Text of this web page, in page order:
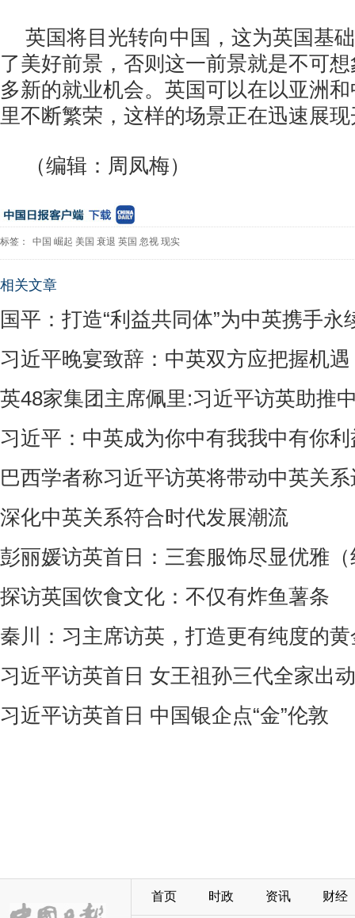
英国将目光转向中国，这为英国基
了美好前景，否则这一前景就是不可
多新的就业机会。英国可以在以亚洲
里不断繁荣，这样的场景正在迅速展
（编辑：周凤梅）
标签： 中国 崛起 美国 衰退 英国 忽视 现实
相关文章
国平：打造“利益共同体”为中英携手永
习近平晚宴致辞：中英双方应把握机
英48家集团主席佩里:习近平访英助推
习近平：中英成为你中有我我中有你
巴西学者称习近平访英将带动中英关
深化中英关系符合时代发展潮流
彭丽媛访英首日：三套服饰尽显优雅
探访英国饮食文化：不仅有炸鱼薯条
秦川：习主席访英，打造更有纯度的
习近平访英首日 女王祖孙三代全家出
习近平访英首日 中国银企点“金”伦敦
首页 时政 资讯 财经